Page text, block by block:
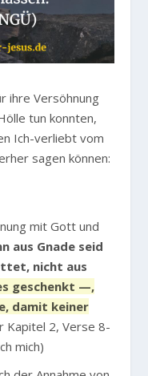
ihre Versöhnung
tun konnten,
Ich-verliebt vom
sagen können:
mit Gott und
aus Gnade seid
nicht aus
geschenkt —,
damit keiner
Kapitel 2, Verse 8-
mich)